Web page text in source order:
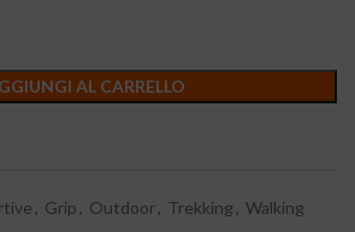
AL CARRELLO
, Grip , Outdoor, Trekking , Walking